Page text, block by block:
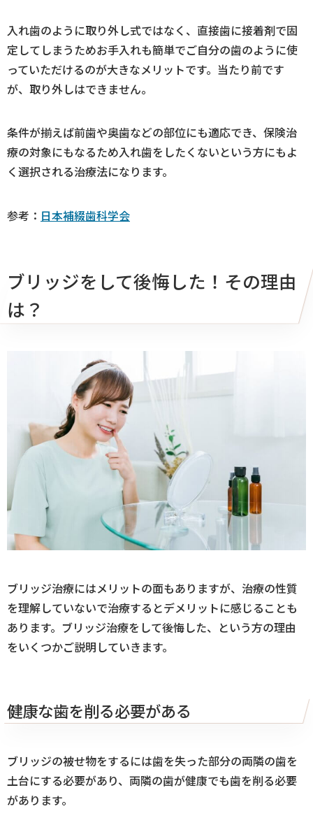
入れ歯のように取り外し式ではなく、直接歯に接着剤で固
定してしまうためお手入れも簡単でご自分の歯のように使
っていただけるのが大きなメリットです。当たり前です
が、取り外しはできません。
条件が揃えば前歯や奥歯などの部位にも適応でき、保険治
療の対象にもなるため入れ歯をしたくないという方にもよ
く選択される治療法になります。
参考： 日本補綴歯科学会
ブリッジをして後悔した！その理由
は？
ブリッジ治療にはメリットの面もありますが、治療の性質
を理解していないで治療するとデメリットに感じることも
あります。ブリッジ治療をして後悔した、という方の理由
をいくつかご説明していきます。
健康な歯を削る必要がある
ブリッジの被せ物をするには歯を失った部分の両隣の歯を
土台にする必要があり、両隣の歯が健康でも歯を削る必要
があります。